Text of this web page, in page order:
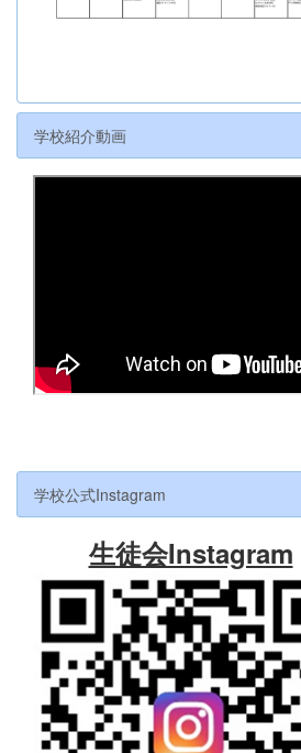
学校紹介動画
学校公式Instagram
生徒会Instagram